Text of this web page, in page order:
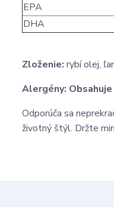
EPA
DHA
Zloženie: rybí olej,
Alergény: Obsahuje
Odporúča sa
životný štýl. Držte